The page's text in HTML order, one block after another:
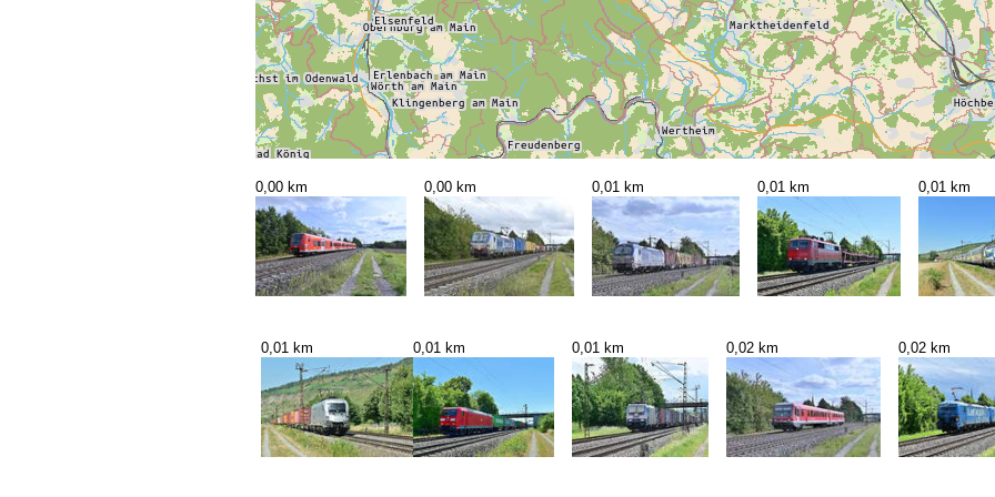
0,00 km 0,00 km 0,01 km 0,01 km 0,01 km
0,01 km 0,01 km 0,01 km 0,02 km 0,02 km